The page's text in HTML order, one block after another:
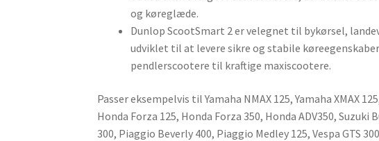
og køreglæde.
Dunlop ScootSmart 2 er velegnet til bykørsel,
udviklet til at levere sikre og stabile
pendlerscootere til kraftige maxiscootere.
Passer eksempelvis til Yamaha NMAX 125, Yamaha XMAX
Honda Forza 125, Honda Forza 350, Honda ADV350,
300, Piaggio Beverly 400, Piaggio Medley 125, Vespa GTS